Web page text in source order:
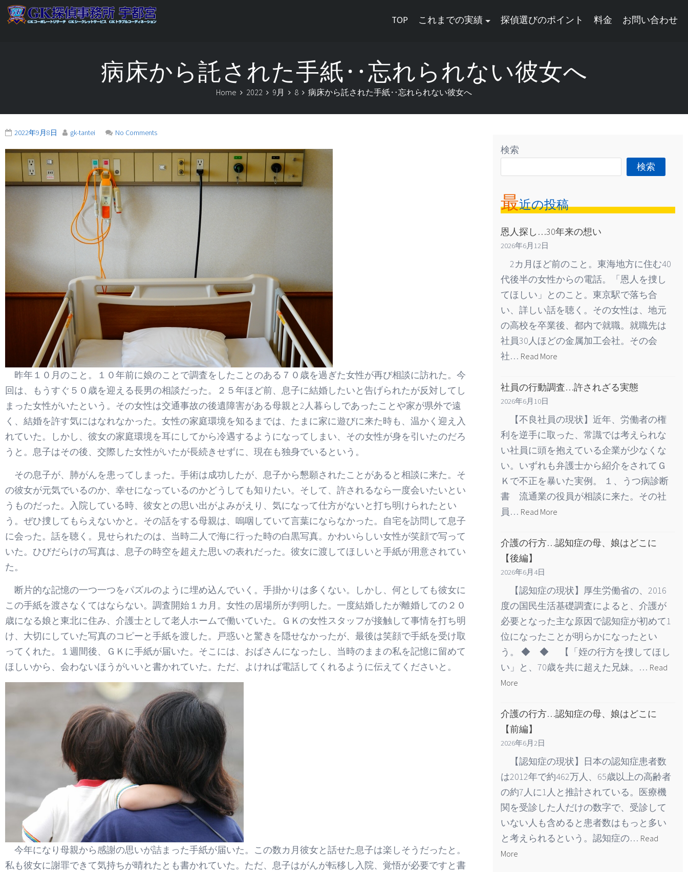
TOP これまでの実績 探偵選びのポイント 料金 お問い合わせ
病床から託された手紙‥忘れられない彼女へ
Home 2022 9月 8 病床から託された手紙‥忘れられない彼女へ
2022年9月8日 gk-tantei No Comments
昨年１０月のこと。１０年前に娘のことで調査をしたことのある７０歳を過ぎた女性が再び相談に訪れた。今
回は、もうすぐ５０歳を迎える長男の相談だった。２５年ほど前、息子に結婚したいと告げられたが反対してし
まった女性がいたという。その女性は交通事故の後遺障害がある母親と2人暮らしであったことや家が県外で遠
く、結婚を許す気にはなれなかった。女性の家庭環境を知るまでは、たまに家に遊びに来た時も、温かく迎え入
れていた。しかし、彼女の家庭環境を耳にしてから冷遇するようになってしまい、その女性が身を引いたのだろ
うと。息子はその後、交際した女性がいたが長続きせずに、現在も独身でいるという。
その息子が、肺がんを患ってしまった。手術は成功したが、息子から懇願されたことがあると相談に来た。そ
の彼女が元気でいるのか、幸せになっているのかどうしても知りたい。そして、許されるなら一度会いたいとい
うものだった。入院している時、彼女との思い出がよみがえり、気になって仕方がないと打ち明けられたとい
う。ぜひ捜してもらえないかと。その話をする母親は、嗚咽していて言葉にならなかった。自宅を訪問して息子
に会った。話を聴く。見せられたのは、当時二人で海に行った時の白黒写真。かわいらしい女性が笑顔で写って
いた。ひびだらけの写真は、息子の時空を超えた思いの表れだった。彼女に渡してほしいと手紙が用意されてい
た。
断片的な記憶の一つ一つをパズルのように埋め込んでいく。手掛かりは多くない。しかし、何としても彼女に
この手紙を渡さなくてはならない。調査開始１カ月。女性の居場所が判明した。一度結婚したが離婚しての２０
歳になる娘と東北に住み、介護士として老人ホームで働いていた。ＧＫの女性スタッフが接触して事情を打ち明
け、大切にしていた写真のコピーと手紙を渡した。戸惑いと驚きを隠せなかったが、最後は笑顔で手紙を受け取
ってくれた。１週間後、ＧＫに手紙が届いた。そこには、おばさんになったし、当時のままの私を記憶に留めて
ほしいから、会わないほうがいいと書かれていた。ただ、よければ電話してくれるように伝えてくださいと。
今年になり母親から感謝の思いが詰まった手紙が届いた。この数カ月彼女と話せた息子は楽しそうだったと。
私も彼女に謝罪できて気持ちが晴れたとも書かれていた。ただ、息子はがんが転移し入院、覚悟が必要ですと書
検索
検索
最近の投稿
恩人探し…30年来の想い
2026年6月12日
2カ月ほど前のこと。東海地方に住む40
代後半の女性からの電話。「恩人を捜し
てほしい」とのこと。東京駅で落ち合
い、詳しい話を聴く。その女性は、地元
の高校を卒業後、都内で就職。就職先は
社員30人ほどの金属加工会社。その会
社… Read More
社員の行動調査…許されざる実態
2026年6月10日
【不良社員の現状】近年、労働者の権
利を逆手に取った、常識では考えられな
い社員に頭を抱えている企業が少なくな
い。いずれも弁護士から紹介をされてＧ
Ｋで不正を暴いた実例。 １、うつ病診断
書 流通業の役員が相談に来た。その社
員… Read More
介護の行方…認知症の母、娘はどこに
【後編】
2026年6月4日
【認知症の現状】厚生労働省の、2016
度の国民生活基礎調査によると、介護が
必要となった主な原因で認知症が初めて1
位になったことが明らかになったとい
う。 ◆ ◆ 【「姪の行方を捜してほし
い」と、70歳を共に超えた兄妹。… Read
More
介護の行方…認知症の母、娘はどこに
【前編】
2026年6月2日
【認知症の現状】日本の認知症患者数
は2012年で約462万人、65歳以上の高齢者
の約7人に1人と推計されている。医療機
関を受診した人だけの数字で、受診して
いない人も含めると患者数はもっと多い
と考えられるという。認知症の… Read
More